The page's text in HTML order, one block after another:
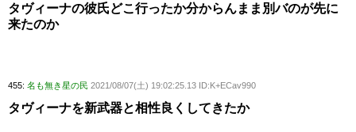
タヴィーナの彼氏どこ行ったか分からんまま別バのが先に
来たのか
455: 名も無き星の民 2021/08/07(土) 19:02:25.13 ID:K+ECav990
タヴィーナを新武器と相性良くしてきたか